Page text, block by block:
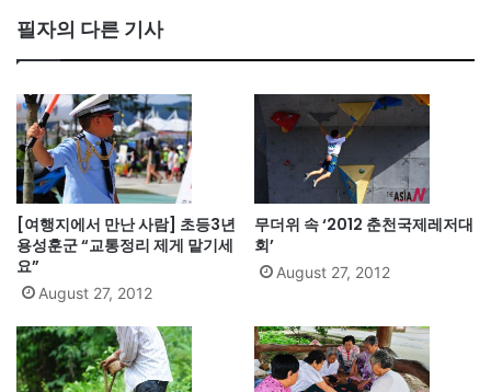
필자의 다른 기사
[여행지에서 만난 사람] 초등3년
용성훈군 “교통정리 제게 맡기세
요”
August 27, 2012
무더위 속 ‘2012 춘천국제레저대
회’
August 27, 2012